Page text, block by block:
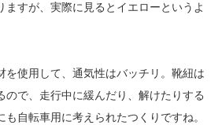
ますが、実際に見るとイエローというよ
を使用して、通気性はバッチリ。靴紐は
ので、走行中に緩んだり、解けたりする
も自転車用に考えられたつくりですね。